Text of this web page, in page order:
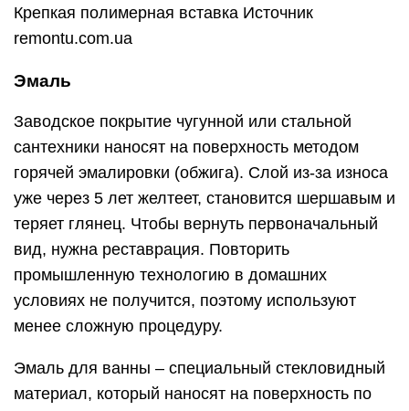
условиях не получится, поэтому используют
менее сложную процедуру.
Эмаль для ванны – специальный стекловидный
методу холодной эмалировки. Сильные стороны
покрытия:
Цена. Сырье для реставрации выходит на
порядок дешевле, чем акрил и вкладыши.
Простота нанесения. Холодную эмалировку
осуществляют самостоятельно. Процесс
полимерной смесью.
Без демонтажа. Чтобы нанести сырье, не надо
снимать кафель или выносить чашу.
Множество оттенков. Средства для колеровки
помогут получить любой цвет.
У эмали для ванны средняя устойчивость к